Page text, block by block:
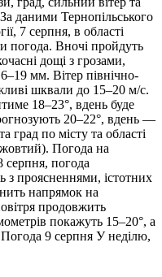
даними Тернопільського
7 серпня, в області
погода. Вночі пройдуть
дощі з грозами,
мм. Вітер північно-
шквали до 15–20 м/с.
18–23°, вдень буде
20–22°, вдень —
град по місту та області
Погода на
серпня, погода
з проясненнями, істотних
напрямок на
продовжить
покажуть 15–20°, а
Погода 9 серпня У неділю,